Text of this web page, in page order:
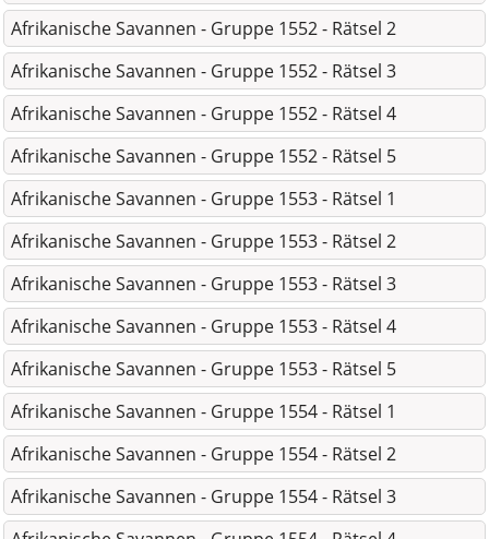
Afrikanische Savannen - Gruppe 1552 - Rätsel 2
Afrikanische Savannen - Gruppe 1552 - Rätsel 3
Afrikanische Savannen - Gruppe 1552 - Rätsel 4
Afrikanische Savannen - Gruppe 1552 - Rätsel 5
Afrikanische Savannen - Gruppe 1553 - Rätsel 1
Afrikanische Savannen - Gruppe 1553 - Rätsel 2
Afrikanische Savannen - Gruppe 1553 - Rätsel 3
Afrikanische Savannen - Gruppe 1553 - Rätsel 4
Afrikanische Savannen - Gruppe 1553 - Rätsel 5
Afrikanische Savannen - Gruppe 1554 - Rätsel 1
Afrikanische Savannen - Gruppe 1554 - Rätsel 2
Afrikanische Savannen - Gruppe 1554 - Rätsel 3